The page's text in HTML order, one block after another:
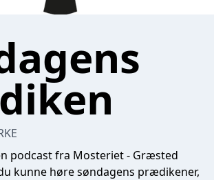
podcast fra Mosteriet - Græsted
kunne høre søndagens prædikener,